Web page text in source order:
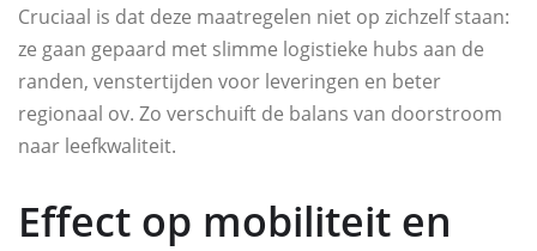
Cruciaal is dat deze maatregelen niet op zichzelf staan:
ze gaan gepaard met slimme logistieke hubs aan de
randen, venstertijden voor leveringen en beter
regionaal ov. Zo verschuift de balans van doorstroom
naar leefkwaliteit.
Effect op mobiliteit en